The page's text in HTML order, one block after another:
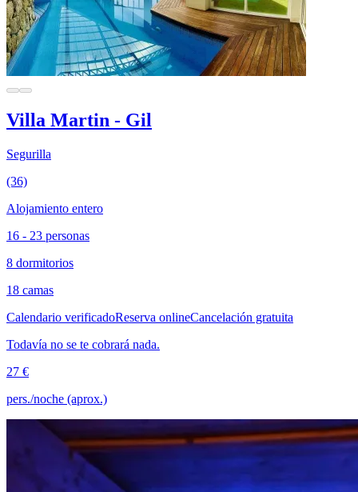
Villa Martin - Gil
Segurilla
(36)
Alojamiento entero
16 - 23 personas
8 dormitorios
18 camas
Calendario verificadoReserva onlineCancelación gratuita
Todavía no se te cobrará nada.
27 €
pers./noche (aprox.)